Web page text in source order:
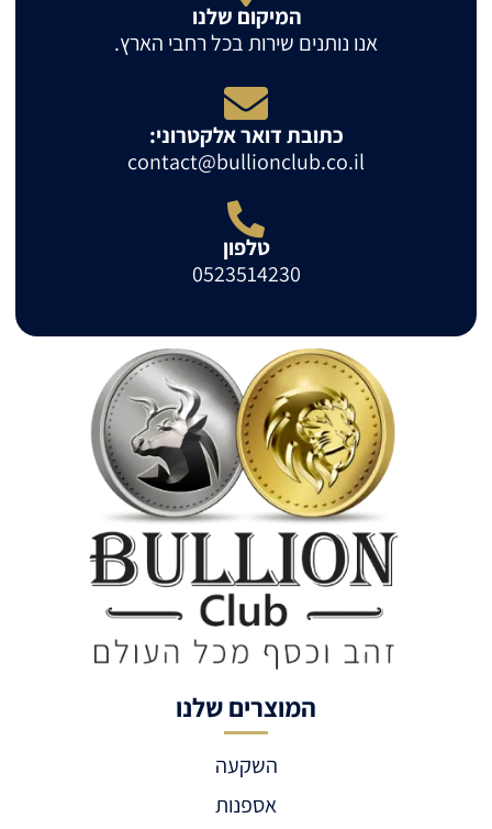
המיקום שלנו
אנו נותנים שירות בכל רחבי הארץ.
כתובת דואר אלקטרוני:
contact@bullionclub.co.il
טלפון
0523514230
המוצרים שלנו
השקעה
אספנות